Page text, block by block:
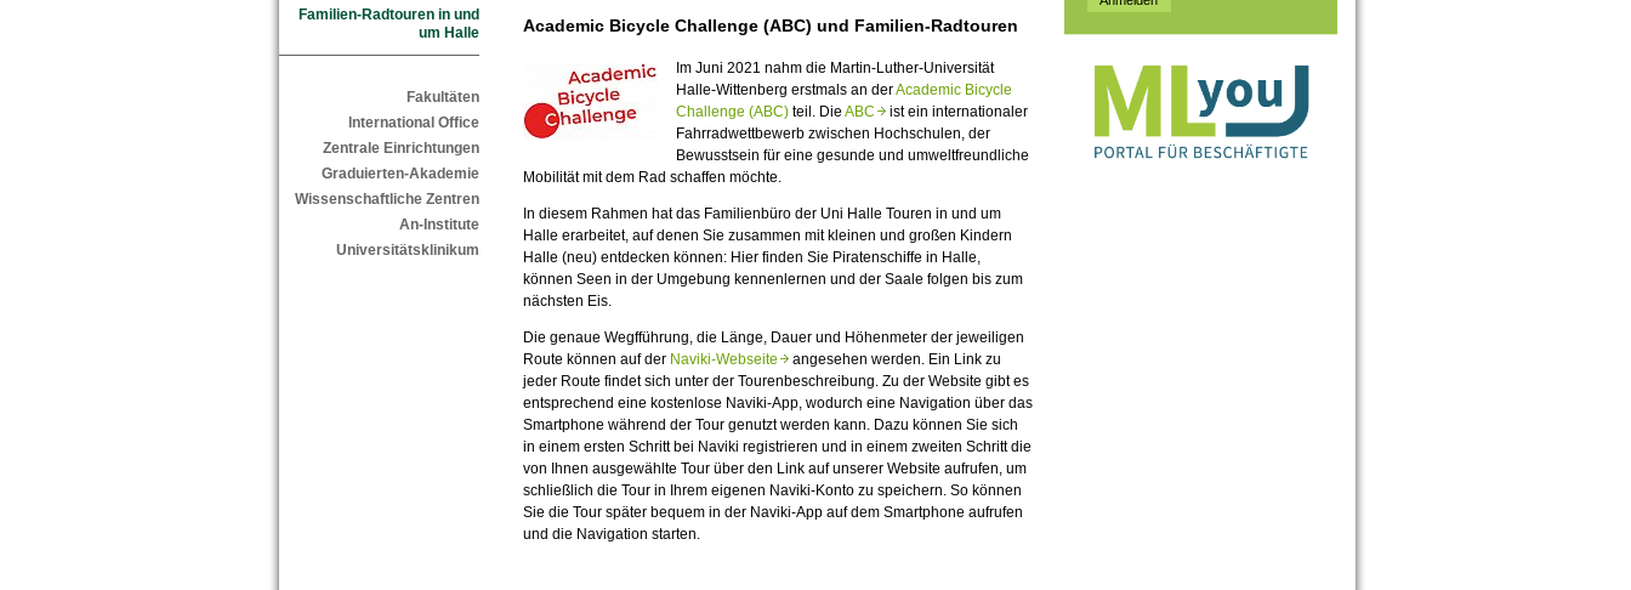
Familien-Radtouren in und
um Halle
Fakultäten
International Office
Zentrale Einrichtungen
Graduierten-Akademie
Wissenschaftliche Zentren
An-Institute
Universitätsklinikum
Academic Bicycle Challenge (ABC) und Familien-Radtouren
Im Juni 2021 nahm die Martin-Luther-Universität
Halle-Wittenberg erstmals an derAcademic Bicycle
Challenge (ABC)teil. Die ABCist ein internationaler
Fahrradwettbewerb zwischen Hochschulen, der
Bewusstsein für eine gesunde und umweltfreundliche
Mobilität mit dem Rad schaffen möchte.
In diesem Rahmen hat das Familienbüro der Uni Halle Touren in und um
Halle erarbeitet, auf denen Sie zusammen mit kleinen und großen Kindern
Halle (neu) entdecken können: Hier finden Sie Piratenschiffe in Halle,
können Seen in der Umgebung kennenlernen und der Saale folgen bis zum
nächsten Eis.
Die genaue Wegfführung, die Länge, Dauer und Höhenmeter der jeweiligen
Route können auf der Naviki-Webseiteangesehen werden. Ein Link zu
jeder Route findet sich unter der Tourenbeschreibung. Zu der Website gibt es
entsprechend eine kostenlose Naviki-App, wodurch eine Navigation über das
Smartphone während der Tour genutzt werden kann. Dazu können Sie sich
in einem ersten Schritt bei Naviki registrieren und in einem zweiten Schritt die
von Ihnen ausgewählte Tour über den Link auf unserer Website aufrufen, um
schließlich die Tour in Ihrem eigenen Naviki-Konto zu speichern. So können
Sie die Tour später bequem in der Naviki-App auf dem Smartphone aufrufen
und die Navigation starten.